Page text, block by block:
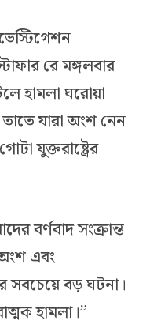
রে মঙ্গলবার
হামলা ঘরোয়া
যারা অংশ নেন
যুক্তরাষ্ট্রের
বর্ণবাদ সংক্রান্ত
এবং
সবচেয়ে বড় ঘটনা।
হামলা।”